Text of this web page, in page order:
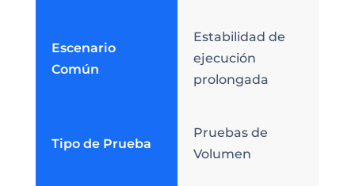
Escenario
Común
Estabilidad de
ejecución
prolongada
Tipo de Prueba
Pruebas de
Volumen